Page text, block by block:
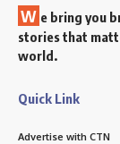
W e bring you
stories that
world.
Quick Link
Advertise with CTN